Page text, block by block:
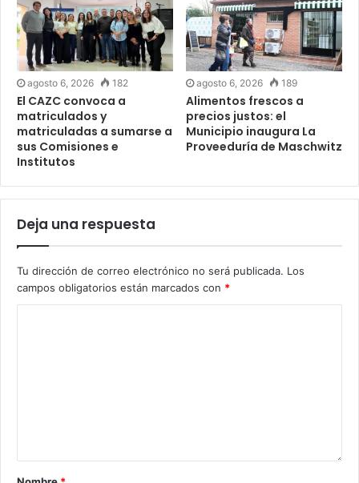
agosto 6, 2026 182
El CAZC convoca a
matriculados y
matriculadas a sumarse a
sus Comisiones e
Institutos
agosto 6, 2026 189
Alimentos frescos a
precios justos: el
Municipio inaugura La
Proveeduría de Maschwitz
Deja una respuesta
Tu dirección de correo electrónico no será publicada. Los
campos obligatorios están marcados con *